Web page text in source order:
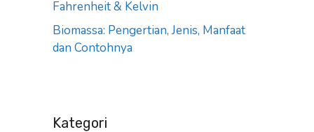
Fahrenheit & Kelvin
Biomassa: Pengertian, Jenis, Manfaat
dan Contohnya
Kategori